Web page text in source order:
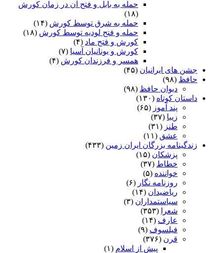
حمله به بابل و فتح آن در زمان کورش
(۱۸)
حمله به شرق توسط کورش (۱۴)
حمله و فتح لودیه توسط کورش (۱۸)
کورش و فتح ماد (۴)
کورش و یونانیان آسیا (۷)
همسر و فرزندان کورش (۴)
جشن های ایرانیان (۴۵)
حافظ (۹۸)
دیوان حافظ (۹۸)
داستان کوتاه (۱۳۰)
پند آموز (۶۵)
زیبا (۳۷)
طنز (۳۱)
عشق (۱۱)
زندگینامه بزرگان ایران زمین (۴۳۳)
پزشکان (۱۵)
خطاط (۳۷)
خواننده (۵)
روزنامه نگار (۶)
ریاضیدان (۱۴)
سیاستمداران (۳)
شعرا
(۳۵۳)
عارف (۱۴)
فیلسوف (۹)
قرن (۳۷۶)
پیش از اسلام (۱)